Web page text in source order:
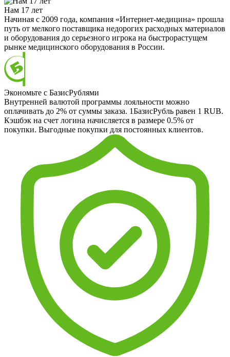
Нам 17 лет
Начиная с 2009 года, компания «Интернет-медицина» прошла
путь от мелкого поставщика недорогих расходных материалов
и оборудования до серьезного игрока на быстрорастущем
рынке медицинского оборудования в России.
Экономьте с БазисРублями
Внутренней валютой программы лояльности можно
оплачивать до 2% от суммы заказа. 1БазисРубль равен 1 RUB.
Кэшбэк на счет логина начисляется в размере 0.5% от
покупки. Выгодные покупки для постоянных клиентов.